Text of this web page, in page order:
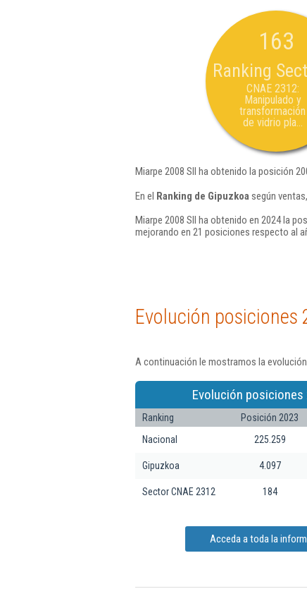
163
Ranking
CNAE 2312:
Manipulado y
transformación
de vidrio pla...
Miarpe 2008 Sll ha obtenido la posición
En el Ranking de Gipuzkoa según
Miarpe 2008 Sll ha obtenido en 2024 la
mejorando en 21 posiciones respecto al
Evolución posiciones
A continuación le mostramos la
Evolución posiciones
Ranking Posición 2023
Nacional
225.259
Gipuzkoa 4.097
Sector CNAE 2312 184
Acceda a toda la